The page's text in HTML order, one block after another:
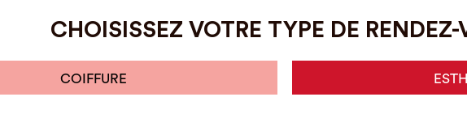
CHOISISSEZ VOTRE TYPE DE RENDEZ-
COIFFURE